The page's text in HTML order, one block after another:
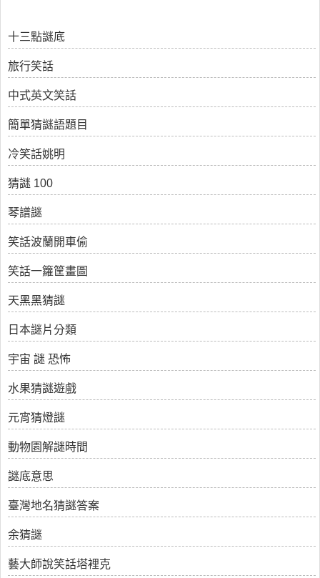
十三點謎底
旅行笑話
中式英文笑話
簡單猜謎語題目
冷笑話姚明
猜謎 100
琴譜謎
笑話波蘭開車偷
笑話一籮筐畫圖
天黑黑猜謎
日本謎片分類
宇宙 謎 恐怖
水果猜謎遊戲
元宵猜燈謎
動物園解謎時間
謎底意思
臺灣地名猜謎答案
余猜謎
藝大師說笑話塔裡克